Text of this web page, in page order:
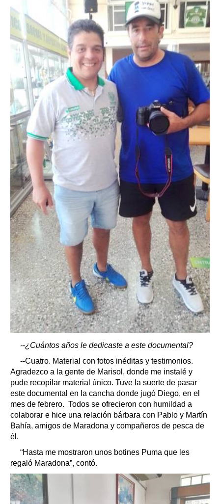
--¿Cuántos años le dedicaste a este documental?
--Cuatro. Material con fotos inéditas y testimonios.
Agradezco a la gente de Marisol, donde me instalé y
pude recopilar material único. Tuve la suerte de pasar
este documental en la cancha donde jugó Diego, en el
mes de febrero. Todos se ofrecieron con humildad a
colaborar e hice una relación bárbara con Pablo y Martín
Bahía, amigos de Maradona y compañeros de pesca de
él.
“Hasta me mostraron unos botines Puma que les
regaló Maradona”, contó.